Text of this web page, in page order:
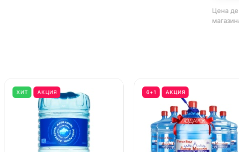
Цена
ХИТ АКЦИЯ 6+1 АКЦИЯ